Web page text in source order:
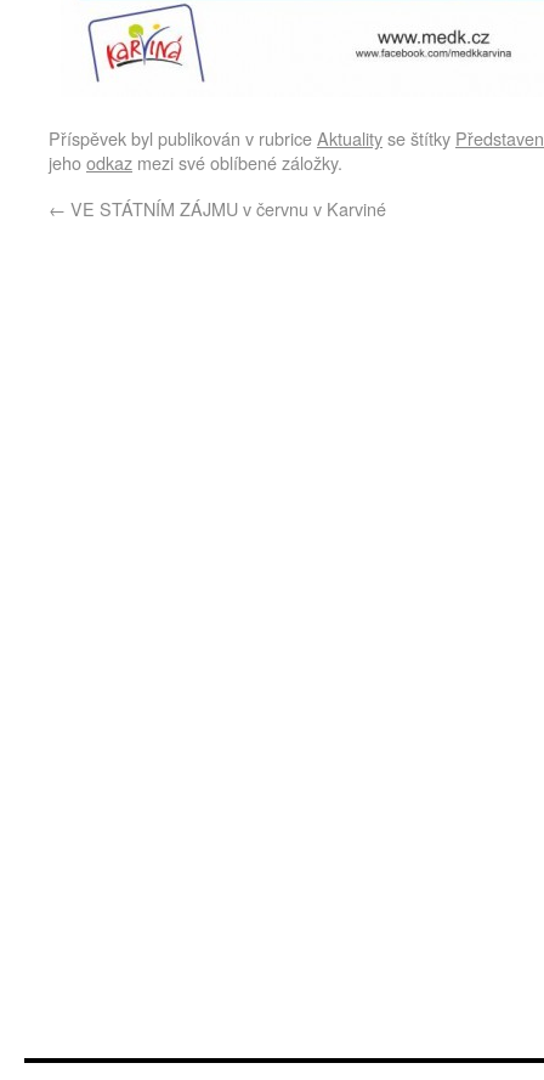
Příspěvek byl publikován v rubriceAktualityse štítky
jehoodkaz mezi své oblíbené záložky.
← VE STÁTNÍM ZÁJMU v červnu v Karviné